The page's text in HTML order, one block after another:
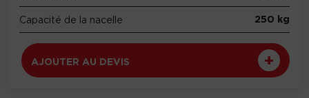
Capacité de la nacelle 250 kg
AJOUTER AU DEVIS